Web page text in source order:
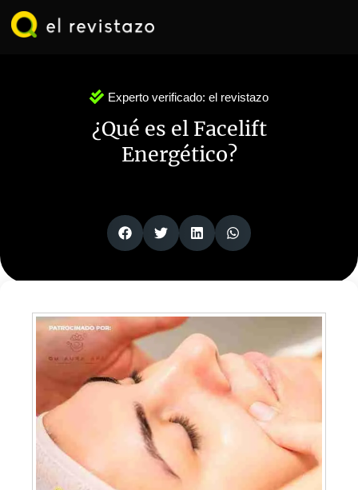
Experto verificado: el revistazo
¿Qué es el Facelift
Energético?